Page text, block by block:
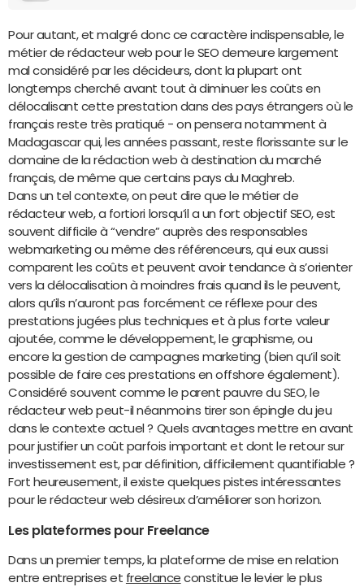
Pour autant, et malgré donc ce caractère indispensable, le
métier de rédacteur web pour le SEO demeure largement
mal considéré par les décideurs, dont la plupart ont
longtemps cherché avant tout à diminuer les coûts en
délocalisant cette prestation dans des pays étrangers où le
français reste très pratiqué - on pensera notamment à
Madagascar qui, les années passant, reste florissante sur le
domaine de la rédaction web à destination du marché
français, de même que certains pays du Maghreb.
Dans un tel contexte, on peut dire que le métier de
rédacteur web, a fortiori lorsqu’il a un fort objectif SEO, est
souvent difficile à “vendre” auprès des responsables
webmarketing ou même des référenceurs, qui eux aussi
comparent les coûts et peuvent avoir tendance à s’orienter
vers la délocalisation à moindres frais quand ils le peuvent,
alors qu’ils n’auront pas forcément ce réflexe pour des
prestations jugées plus techniques et à plus forte valeur
ajoutée, comme le développement, le graphisme, ou
encore la gestion de campagnes marketing (bien qu’il soit
possible de faire ces prestations en offshore également).
Considéré souvent comme le parent pauvre du SEO, le
rédacteur web peut-il néanmoins tirer son épingle du jeu
dans le contexte actuel ? Quels avantages mettre en avant
pour justifier un coût parfois important et dont le retour sur
investissement est, par définition, difficilement quantifiable ?
Fort heureusement, il existe quelques pistes intéressantes
pour le rédacteur web désireux d’améliorer son horizon.
Les plateformes pour Freelance
Dans un premier temps, la plateforme de mise en relation
entre entreprises et freelance constitue le levier le plus